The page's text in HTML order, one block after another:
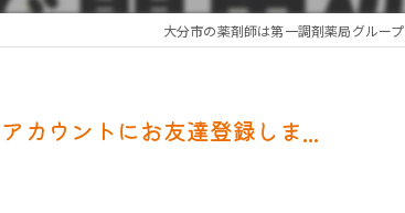
大分市の薬剤師は第一調剤薬局グループ
カウントにお友達登録しま...